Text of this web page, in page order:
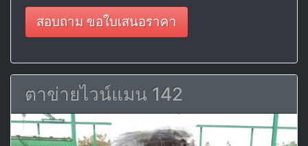
สอบถาม ขอใบเสนอราคา
ตาข่ายไวน์แมน 142